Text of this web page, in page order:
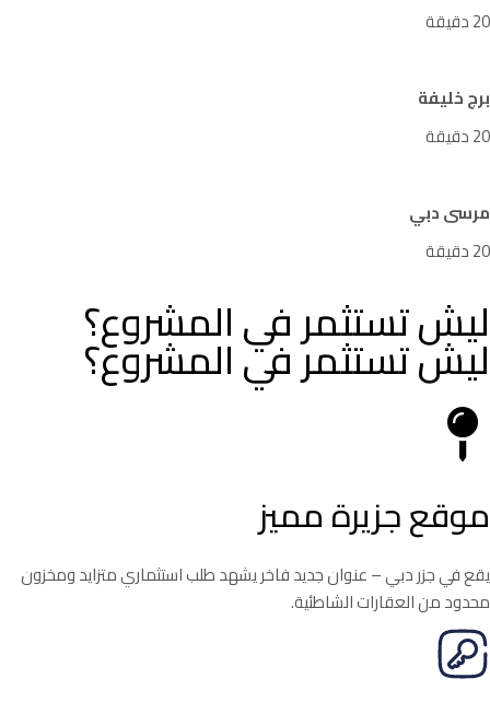
20 دقيقة
برج خليفة
20 دقيقة
مرسى دبي
20 دقيقة
ليش تستثمر في المشروع؟
ليش تستثمر في المشروع؟
موقع جزيرة مميز
يقع في جزر دبي – عنوان جديد فاخر يشهد طلب استثماري متزايد ومخزون
محدود من العقارات الشاطئية.